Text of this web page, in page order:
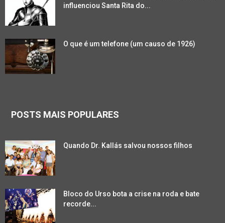
influenciou Santa Rita do...
O que é um telefone (um causo de 1926)
POSTS MAIS POPULARES
Quando Dr. Kallás salvou nossos filhos
Bloco do Urso bota a crise na roda e bate
recorde...